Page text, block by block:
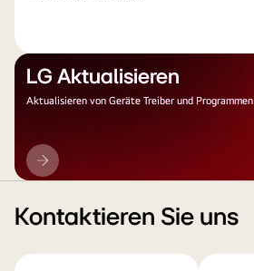
LG Aktualisieren
Aktualisieren von Geräte Treiber und Programmen
LG
Aktualisieren
Kontaktieren Sie uns